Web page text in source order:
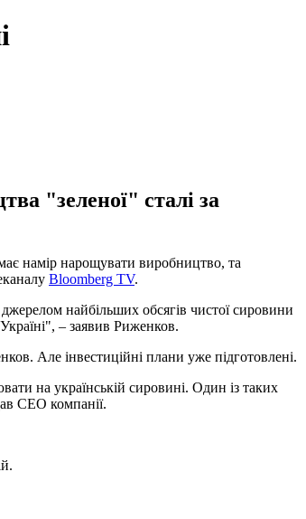
"зеленої" сталі за
намір нарощувати виробництво, та
Bloomberg TV.
найбільших обсягів чистої сировини
– заявив Риженков.
Але інвестиційні плани уже підготовлені.
на українській сировині. Один із таких
СЕО компанії.